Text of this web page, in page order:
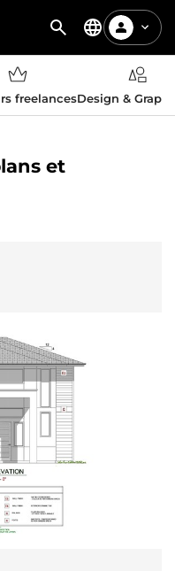
freelancesDesign &
et